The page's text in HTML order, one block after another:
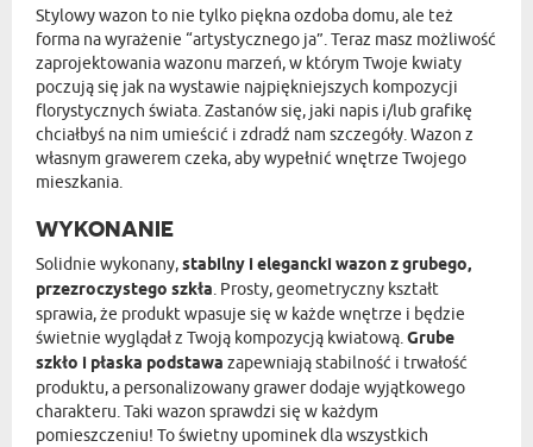
Stylowy wazon to nie tylko piękna ozdoba domu, ale też
forma na wyrażenie “artystycznego ja”. Teraz masz możliwość
zaprojektowania wazonu marzeń, w którym Twoje kwiaty
poczują się jak na wystawie najpiękniejszych kompozycji
florystycznych świata. Zastanów się, jaki napis i/lub grafikę
chciałbyś na nim umieścić i zdradź nam szczegóły. Wazon z
własnym grawerem czeka, aby wypełnić wnętrze Twojego
mieszkania.
WYKONANIE
Solidnie wykonany,stabilny i elegancki wazon z grubego,
przezroczystego szkła. Prosty, geometryczny kształt
sprawia, że produkt wpasuje się w każde wnętrze i będzie
świetnie wyglądał z Twoją kompozycją kwiatową.Grube
szkło i płaska podstawa zapewniają stabilność i trwałość
produktu, a personalizowany grawer dodaje wyjątkowego
charakteru. Taki wazon sprawdzi się w każdym
pomieszczeniu! To świetny upominek dla wszystkich